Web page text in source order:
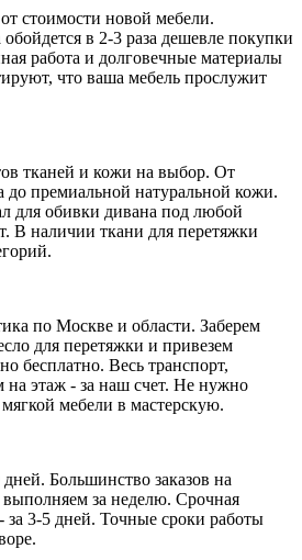
стоимости новой мебели.
в 2-3 раза дешевле покупки
работа и долговечные материалы
что ваша мебель прослужит
тканей и кожи на выбор. От
до премиальной натуральной кожи.
для обивки дивана под любой
В наличии ткани для перетяжки
по Москве и области. Заберем
для перетяжки и привезем
бесплатно. Весь транспорт,
на этаж - за наш счет. Не нужно
мягкой мебели в мастерскую.
Большинство заказов на
выполняем за неделю. Срочная
за 3-5 дней. Точные сроки работы